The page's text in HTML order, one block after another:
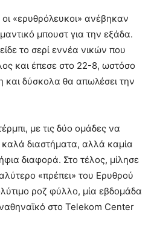
«ερυθρόλευκοι» ανέβηκαν
μπουστ για την εξάδα.
το σερί εννέα νικών που
και έπεσε στο 22-8, ωστόσο
και δύσκολα θα απωλέσει την
με τις δύο ομάδες να
διαστήματα, αλλά καμία
διαφορά. Στο τέλος, μίλησε
«πρέπει» του Ερυθρού
ροζ φύλλο, μία εβδομάδα
στο Telekom Center